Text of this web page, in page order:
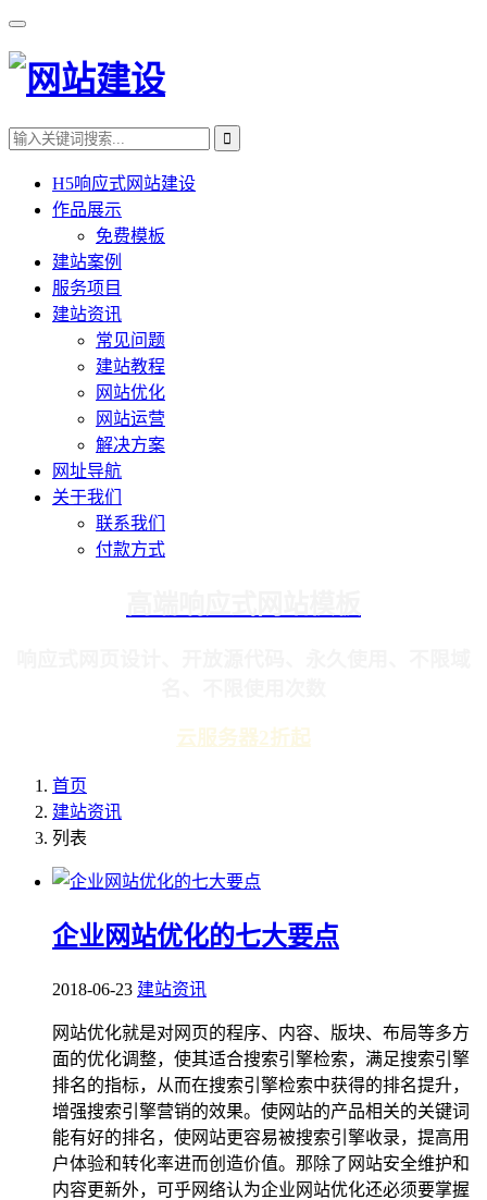
H5响应式网站建设
作品展示
免费模板
建站案例
服务项目
建站资讯
常见问题
建站教程
网站优化
网站运营
解决方案
网址导航
关于我们
联系我们
付款方式
云服务器2折起
首页
建站资讯
列表
企业网站优化的七大要点
2018-06-23 建站资讯
网站优化就是对网页的程序、内容、版块、布局等多方
面的优化调整，使其适合搜索引擎检索，满足搜索引擎
排名的指标，从而在搜索引擎检索中获得的排名提升，
增强搜索引擎营销的效果。使网站的产品相关的关键词
能有好的排名，使网站更容易被搜索引擎收录，提高用
户体验和转化率进而创造价值。那除了网站安全维护和
内容更新外，可乎网络认为企业网站优化还必须要掌握